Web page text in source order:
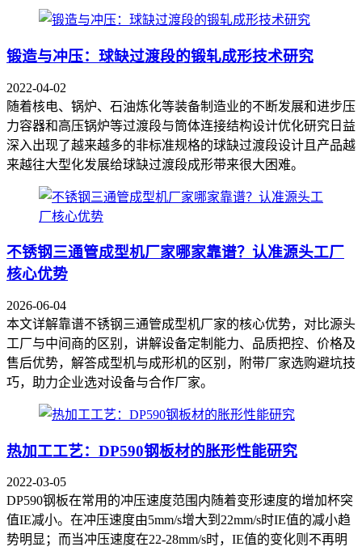
锻造与冲压：球缺过渡段的锻轧成形技术研究
2022-04-02
随着核电、锅炉、石油炼化等装备制造业的不断发展和进步压
力容器和高压锅炉等过渡段与筒体连接结构设计优化研究日益
深入出现了越来越多的非标准规格的球缺过渡段设计且产品越
来越往大型化发展给球缺过渡段成形带来很大困难。
不锈钢三通管成型机厂家哪家靠谱？认准源头工厂
核心优势
2026-06-04
本文详解靠谱不锈钢三通管成型机厂家的核心优势，对比源头
工厂与中间商的区别，讲解设备定制能力、品质把控、价格及
售后优势，解答成型机与成形机的区别，附带厂家选购避坑技
巧，助力企业选对设备与合作厂家。
热加工工艺：DP590钢板材的胀形性能研究
2022-03-05
DP590钢板在常用的冲压速度范围内随着变形速度的增加杯突
值IE减小。在冲压速度由5mm/s增大到22mm/s时IE值的减小趋
势明显；而当冲压速度在22-28mm/s时，IE值的变化则不再明